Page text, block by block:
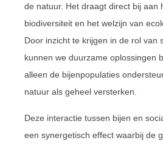
de natuur. Het draagt direct bij aan
biodiversiteit en het welzijn van
Door inzicht te krijgen in de rol van
kunnen we duurzame oplossingen
alleen de bijenpopulaties
natuur als geheel versterken.
Deze interactie tussen bijen en
een synergetisch effect waarbij de